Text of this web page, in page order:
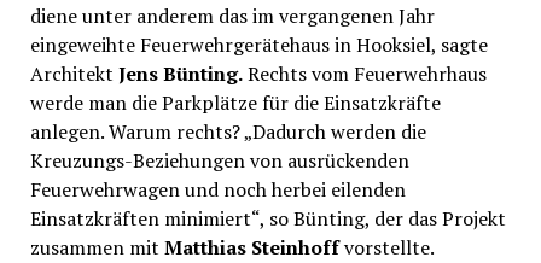
diene unter anderem das im vergangenen Jahr
eingeweihte Feuerwehrgerätehaus in Hooksiel, sagte
Architekt Jens Bünting.Rechts vom Feuerwehrhaus
werde man die Parkplätze für die Einsatzkräfte
anlegen. Warum rechts? „Dadurch werden die
Kreuzungs-Beziehungen von ausrückenden
Feuerwehrwagen und noch herbei eilenden
Einsatzkräften minimiert“, so Bünting, der das Projekt
zusammen mit Matthias Steinhoffvorstellte.